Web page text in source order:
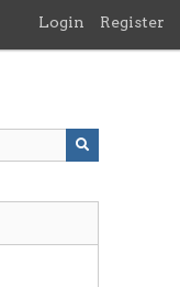
Login Register